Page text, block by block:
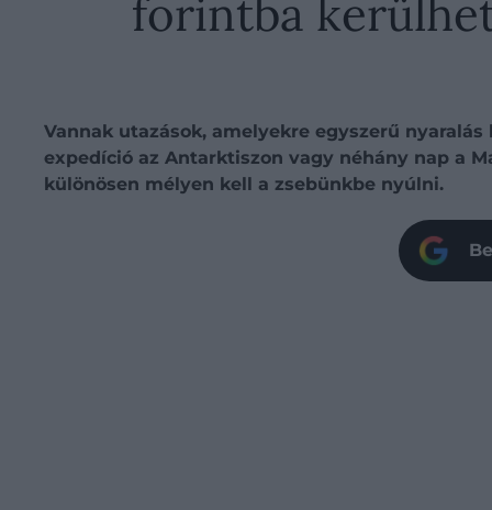
forintba
Vannak utazások, amelyekre egyszerű
expedíció az Antarktiszon vagy néhány nap a
különösen mélyen kell a zsebünkbe nyúlni.